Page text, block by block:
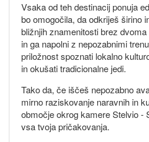
Vsaka od teh destinacij ponuja
bo omogočila, da odkriješ širino
bližnjih znamenitosti brez
in ga napolni z nepozabnimi
priložnost spoznati lokalno
in okušati tradicionalne jedi.
Tako da, če iščeš nepozabno
mirno raziskovanje naravnih in
območje okrog kamere Stelvio -
vsa tvoja pričakovanja.